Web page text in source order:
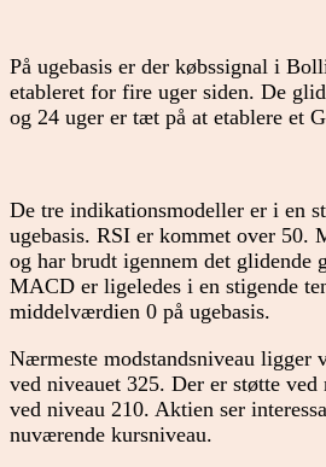
På ugebasis er der købssignal i
etableret for fire uger siden. De
og 24 uger er tæt på at etablere et
De tre indikationsmodeller er i en
ugebasis. RSI er kommet over 50.
og har brudt igennem det glidende
MACD er ligeledes i en stigende
middelværdien 0 på ugebasis.
Nærmeste modstandsniveau ligger
ved niveauet 325. Der er støtte
ved niveau 210. Aktien ser
nuværende kursniveau.